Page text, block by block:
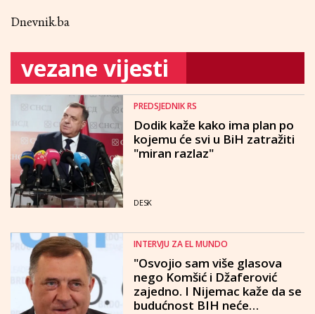
Dnevnik.ba
vezane vijesti
PREDSJEDNIK RS
Dodik kaže kako ima plan po
kojemu će svi u BiH zatražiti
"miran razlaz"
DESK
INTERVJU ZA EL MUNDO
"Osvojio sam više glasova
nego Komšić i Džaferović
zajedno. I Nijemac kaže da se
budućnost BIH neće